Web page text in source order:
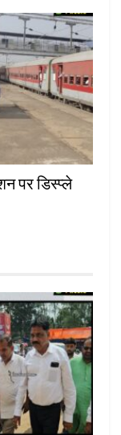
पर डिस्प्ले